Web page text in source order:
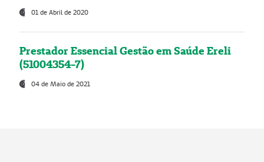
01 de Abril de 2020
Prestador Essencial Gestão em Saúde Ereli
(51004354-7)
04 de Maio de 2021